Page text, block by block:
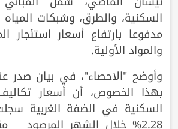
السكنية، والطرق، وشبكات
مدفوعا بارتفاع أسعار استئجار
والمواد الأولية.
وأوضح "الاحصاء"، في بيان صدر
بهذا الخصوص، أن أسعار تكاليف
السكنية في الضفة الغربية
2.28% خلال الشهر المرصود